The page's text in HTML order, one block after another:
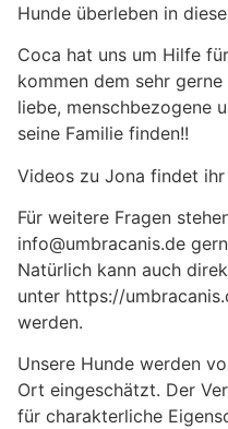
Hunde überleben in
Coca hat uns um Hilfe
kommen dem sehr
liebe, menschbezogene
seine Familie finden!!
Videos zu Jona findet
Für weitere Fragen
info@umbracanis.de
Natürlich kann auch
unter https://
werden.
Unsere Hunde werden
Ort eingeschätzt. Der
für charakterliche